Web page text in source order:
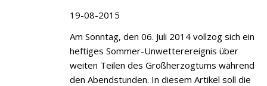
19-08-2015
Am Sonntag, den 06. Juli 2014 vollzog sich ein
heftiges Sommer-Unwetterereignis über
weiten Teilen des Großherzogtums während
den Abendstunden. In diesem Artikel soll die